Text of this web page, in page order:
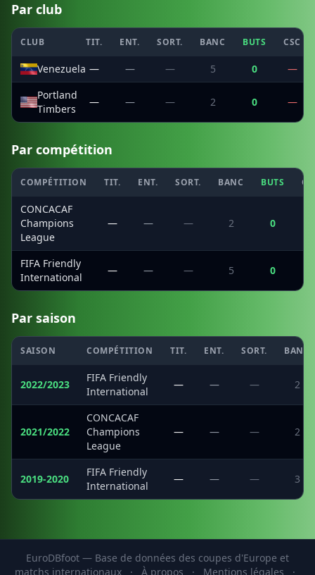
Par club
CLUB TIT. ENT. SORT. BANC BUTS CSC
Venezuela — — — 5 0
—
Portland
Timbers
— — — 2 0 —
Par compétition
COMPÉTITION TIT. ENT. SORT. BANC BUTS
CONCACAF
Champions
League
— — — 2 0
FIFA Friendly
International
— — — 5 0
Par saison
SAISON COMPÉTITION TIT. ENT. SORT. BANC
2022/2023
FIFA Friendly
International
— — — 2
2021/2022
CONCACAF
Champions
League
— — — 2
2019-2020
FIFA Friendly
International
— — — 3
EuroDBfoot — Base de données des coupes d'Europe et
matchs internationaux
· À propos · Mentions légales ·